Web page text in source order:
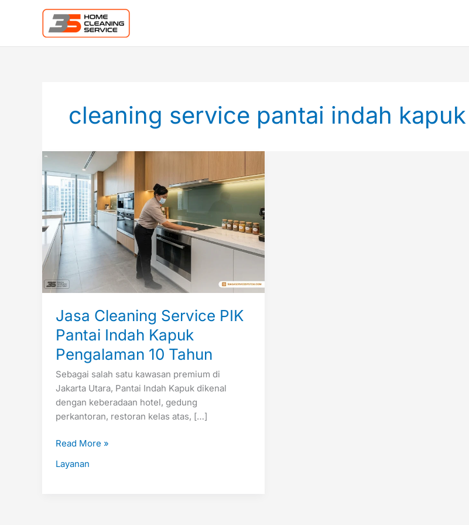
cleaning service pantai indah kapuk
Jasa Cleaning Service PIK
Pantai Indah Kapuk
Pengalaman 10 Tahun
Sebagai salah satu kawasan premium di
Jakarta Utara, Pantai Indah Kapuk dikenal
dengan keberadaan hotel, gedung
perkantoran, restoran kelas atas, […]
Cleaning
Service
PIK
Pantai
Indah
Kapuk
Pengalaman
10
Tahun
Read More »
Layanan